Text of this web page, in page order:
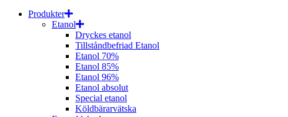
Produkter
Etanol
Dryckes etanol
Tillståndbefriad Etanol
Etanol 70%
Etanol 85%
Etanol 96%
Etanol absolut
Special etanol
Köldbärarvätska